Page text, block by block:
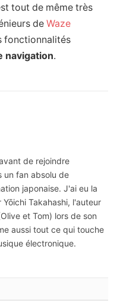
tout de même très
de Waze
fonctionnalités
navigation.
de rejoindre
un fan absolu de
japonaise. J'ai eu la
Takahashi, l'auteur
et Tom) lors de son
aussi tout ce qui touche
électronique.